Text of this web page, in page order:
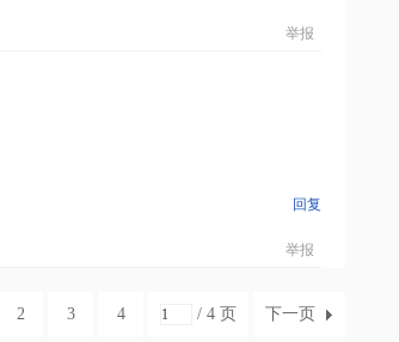
举报
回复
举报
2 3 4 / 4 页 下一页